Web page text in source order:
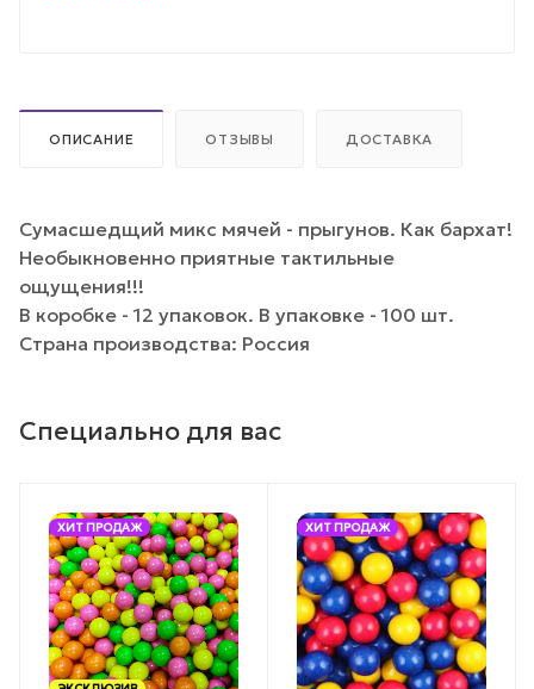
ОПИСАНИЕ ОТЗЫВЫ ДОСТАВКА
Сумасшедщий микс мячей - прыгунов. Как бархат!
Необыкновенно приятные тактильные
ощущения!!!
В коробке - 12 упаковок. В упаковке - 100 шт.
Страна производства: Россия
Специально для вас
ХИТ ПРОДАЖ ХИТ ПРОДАЖ